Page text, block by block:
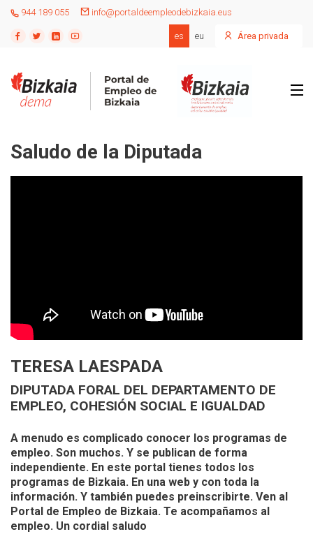
944 189 055 info@portaldeempleodebizkaia.eus
es eu Área privada
Saludo de la Diputada
TERESA LAESPADA
DIPUTADA FORAL DEL DEPARTAMENTO DE
EMPLEO, COHESIÓN SOCIAL E IGUALDAD
A menudo es complicado conocer los programas de
empleo. Son muchos. Y se publican de forma
independiente. En este portal tienes todos los
programas de Bizkaia. En una web y con toda la
información. Y también puedes preinscribirte. Ven al
Portal de Empleo de Bizkaia. Te acompañamos al
empleo. Un cordial saludo